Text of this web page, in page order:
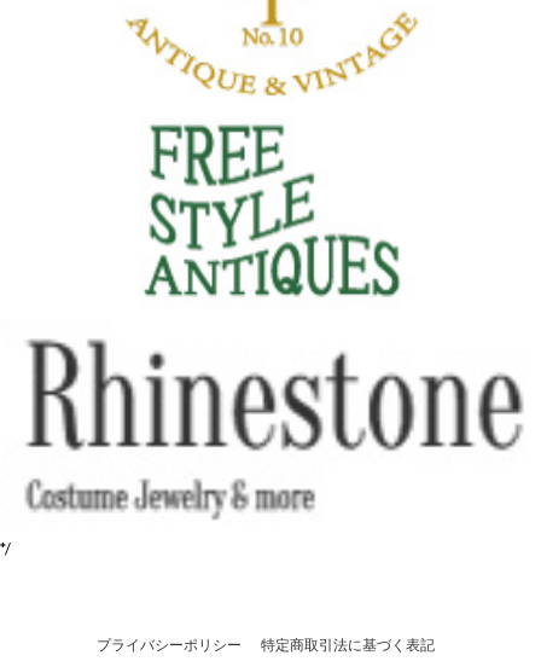
*/
プライバシーポリシー 特定商取引法に基づく表記